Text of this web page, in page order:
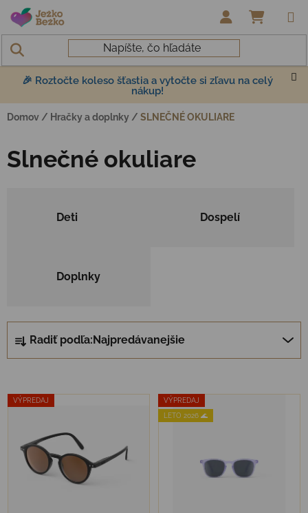
Prejsť na obsah
🎉 Roztočte koleso šťastia a vytočte si zľavu na celý
nákup!
Domov / Hračky a doplnky / SLNEČNÉ OKULIARE
Slnečné okuliare
Deti Dospelí
Doplnky
Radiť podľa: Najpredávanejšie
Výpis produktov
VÝPREDAJ
VÝPREDAJ
LETO 2026 🌊